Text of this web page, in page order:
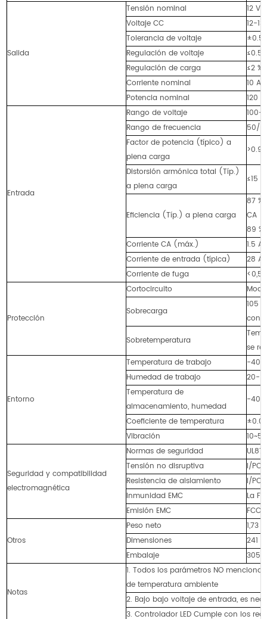
Salida
Tensión nominal
12 V
Voltaje CC
12-
Tolerancia de voltaje
±0.5
Regulación de voltaje
≤0.5%
Regulación de carga
≤2 %
Corriente nominal
10 A
Potencia nominal
120 W
Entrada
Rango de voltaje
100-
Rango de frecuencia
50/
Factor de potencia (típico) a
plena carga
>0.95
Distorsión armónica total (Típ.)
a plena carga
≤15 %
Eficiencia (Típ.) a plena carga
87 %
CA
89 %
Corriente CA (máx.)
1.5 A
Corriente de entrada (típica)
28 A,
Corriente de fuga
<0,5
Protección
Cortocircuito
Sobrecarga
105
Sobretemperatura
se
Entorno
Temperatura de trabajo
-40
Humedad de trabajo
20-
Temperatura de
almacenamiento, humedad
-40 -
Coeficiente de temperatura
Vibración
Seguridad y compatibilidad
electromagnética
Normas de seguridad
Tensión no disruptiva
I/PO/
Resistencia de aislamiento
I/
Inmunidad EMC
La
Emisión EMC
FCC
Otros
Peso neto
1,73
Dimensiones
241
Embalaje
305
Notas
1. Todos los parámetros NO
de temperatura ambiente
2. Bajo bajo voltaje de entrada, es
3. Controlador LED Cumple con los